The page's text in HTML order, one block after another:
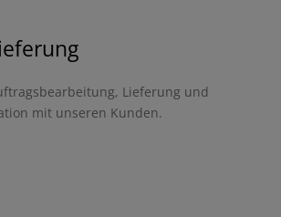
Lieferung und
mit unseren Kunden.